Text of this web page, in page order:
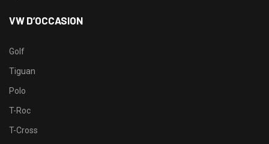
VW D’OCCASION
Golf
Tiguan
Polo
T-Roc
T-Cross